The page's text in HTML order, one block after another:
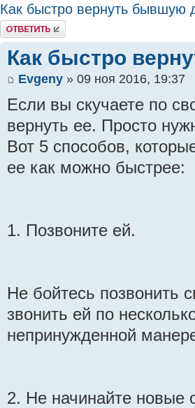
Как быстро вернуть бывшую
Ответить
Как быстро
Evgeny » 09 ноя 2016, 19:37
Если вы скучаете по
вернуть ее. Просто
Вот 5 способов,
ее как можно быстрее:
1. Позвоните ей.
Не бойтесь позвонить
звонить ей по
непринужденной
2. Не начинайте новые